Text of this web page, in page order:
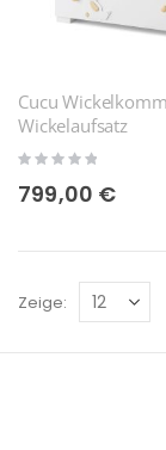
Cucu
Wickelaufsatz
Rating:
799,00 €
Zeige